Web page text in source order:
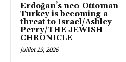
Erdoğan’s neo-Ottoman
Turkey is becoming a
threat to Israel/Ashley
Perry/THE JEWISH
CHRONICLE
juillet 19, 2026